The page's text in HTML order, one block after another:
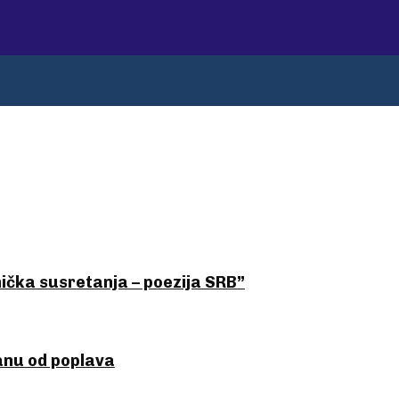
susretanja – poezija SRB”
od poplava